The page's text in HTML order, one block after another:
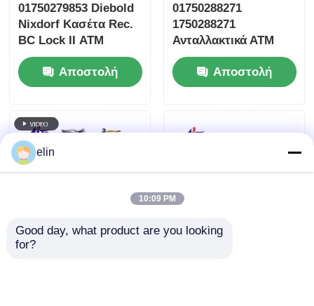
01750279853 Diebold
Nixdorf Κασέτα Rec.
BC Lock II ΑΤΜ
Αποστολή
01750288271
1750288271
Ανταλλακτικά ΑΤΜ
Diebold Nixdorf IOT
RM4
Αποστολή
elin
10:09 PM
Good day, what product are you looking
for?